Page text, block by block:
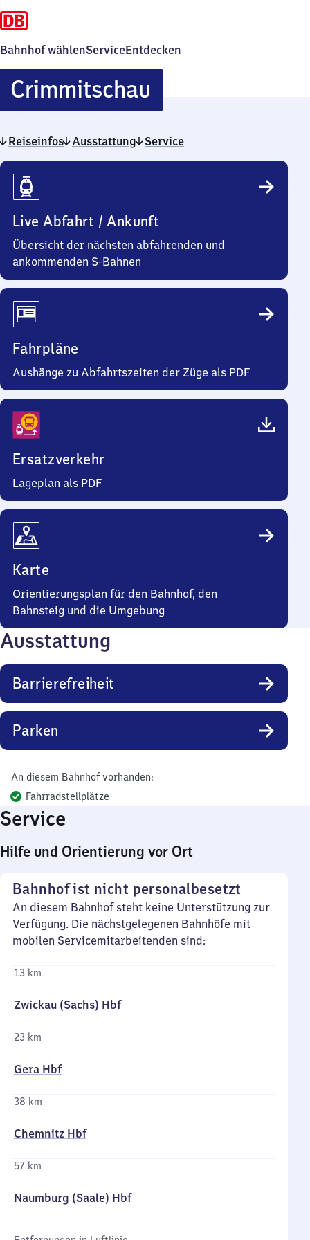
Bahnhof wählenServiceEntdecken
Crimmitschau
Reiseinfos Ausstattung Service
Reiseinfos
Live Abfahrt / Ankunft
Übersicht der nächsten abfahrenden und
ankommenden S-Bahnen
Fahrpläne
Aushänge zu Abfahrtszeiten der Züge als PDF
Ersatzverkehr
Lageplan als PDF
Karte
Orientierungsplan für den Bahnhof, den
Bahnsteig und die Umgebung
Ausstattung
Barrierefreiheit
Parken
An diesem Bahnhof vorhanden:
Fahrradstellplätze
Service
Hilfe und Orientierung vor Ort
Bahnhof ist nicht personalbesetzt
An diesem Bahnhof steht keine Unterstützung zur
Verfügung. Die nächstgelegenen Bahnhöfe mit
mobilen Servicemitarbeitenden sind:
13 km
Zwickau (Sachs) Hbf
23 km
Gera Hbf
38 km
Chemnitz Hbf
57 km
Naumburg (Saale) Hbf